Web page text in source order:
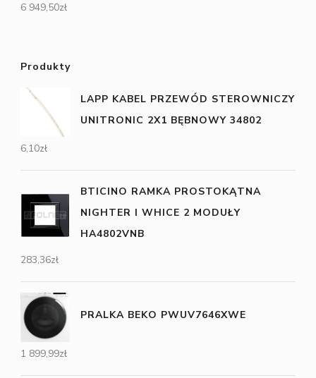
6 949,50zł
Produkty
LAPP KABEL PRZEWÓD STEROWNICZY
UNITRONIC 2X1 BĘBNOWY 34802
6,10zł
BTICINO RAMKA PROSTOKĄTNA
NIGHTER I WHICE 2 MODUŁY
HA4802VNB
283,36zł
PRALKA BEKO PWUV7646XWE
1 899,99zł